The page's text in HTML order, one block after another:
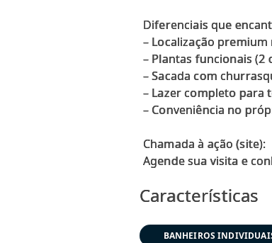
Diferenciais que
– Localização premium
– Plantas funcionais (2
– Sacada com
– Lazer completo para
– Conveniência no
Chamada à ação (site):
Características
BANHEIROS